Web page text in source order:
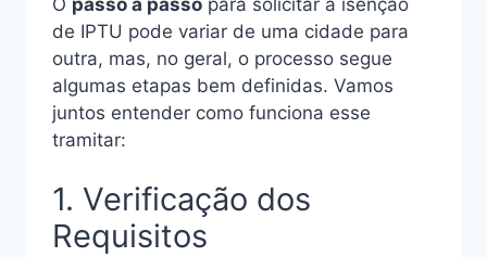
de IPTU pode variar de uma cidade para
outra, mas, no geral, o processo segue
algumas etapas bem definidas. Vamos
juntos entender como funciona esse
tramitar:
1. Verificação dos
Requisitos